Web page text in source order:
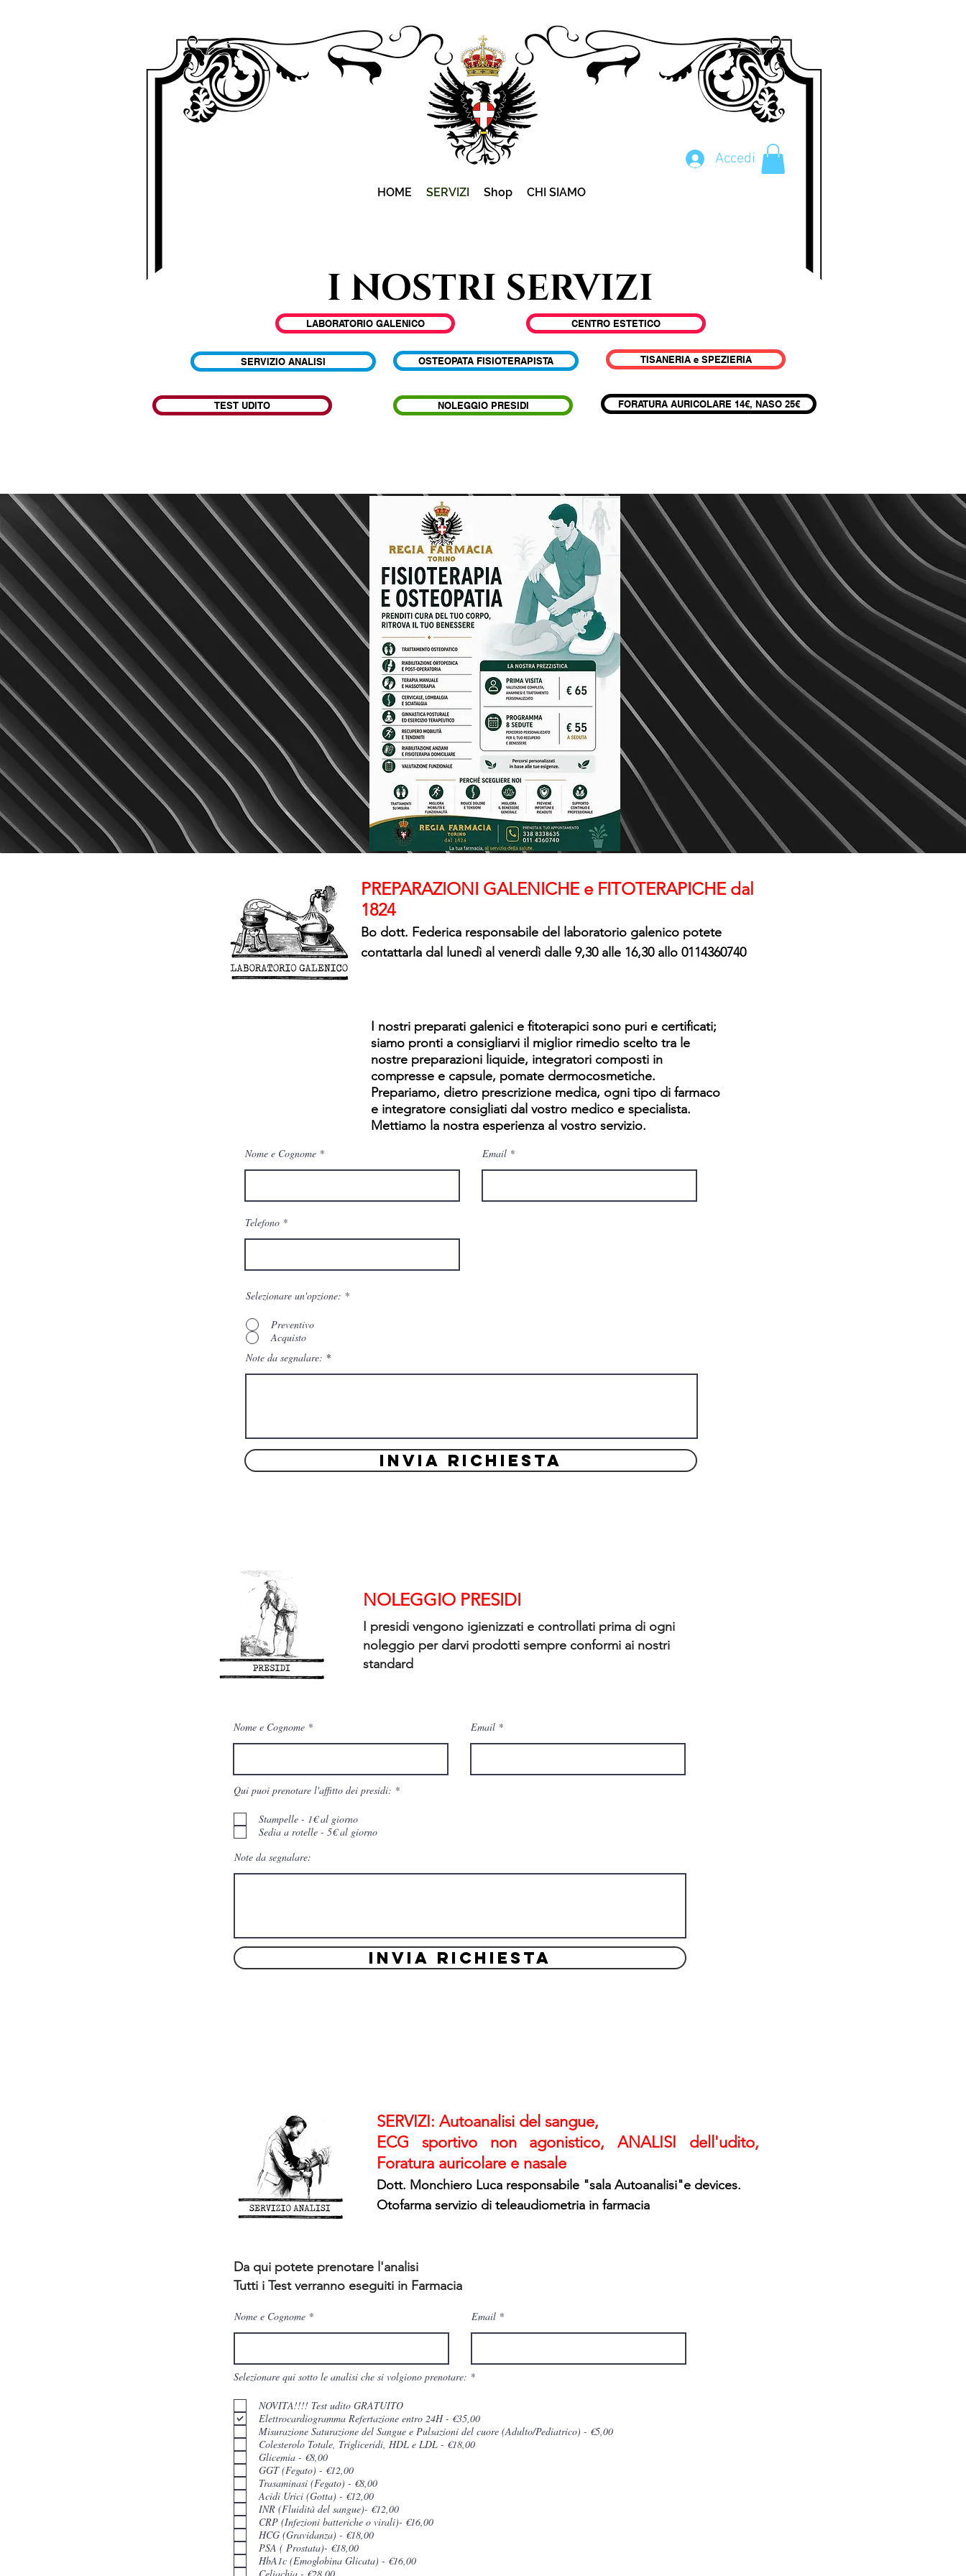
Accedi
HOME SERVIZI Shop CHI SIAMO
I NOSTRI SERVIZI
LABORATORIO GALENICO CENTRO ESTETICO
SERVIZIO ANALISI OSTEOPATA FISIOTERAPISTA TISANERIA e SPEZIERIA
TEST UDITO NOLEGGIO PRESIDI FORATURA AURICOLARE 14€, NASO 25€
PREPARAZIONI GALENICHE e FITOTERAPICHE dal
1824
Bo dott. Federica responsabile del laboratorio galenico potete
contattarla dal lunedì al venerdì dalle 9,30 alle 16,30 allo 0114360740
I nostri preparati galenici e fitoterapici sono puri e certificati;
siamo pronti a consigliarvi il miglior rimedio scelto tra le
nostre preparazioni liquide, integratori composti in
compresse e capsule, pomate dermocosmetiche.
Prepariamo, dietro prescrizione medica, ogni tipo di farmaco
e integratore consigliati dal vostro medico e specialista.
Mettiamo la nostra esperienza al vostro servizio.
Nome e Cognome Email
Telefono
Selezionare un'opzione: *
Preventivo
Acquisto
Note da segnalare:
INVIA RICHIESTA
NOLEGGIO PRESIDI
I presidi vengono igienizzati e controllati prima di ogni
noleggio per darvi prodotti sempre conformi ai nostri
standard
Nome e Cognome Email
Qui puoi prenotare l'affitto dei presidi: *O
o
Stampelle - 1€ al giorno
Sedia a rotelle - 5€ al giorno
Note da segnalare:
INVIA RICHIESTA
SERVIZI: Autoanalisi del sangue,
ECG sportivo non agonistico, ANALISI dell'udito,
Foratura auricolare e nasale
Dott. Monchiero Luca responsabile "sala Autoanalisi"e devices.
Otofarma servizio di teleaudiometria in farmacia
Da qui potete prenotare l'analisi
Tutti i Test verranno eseguiti in Farmacia
Nome e Cognome Email
Selezionare qui sotto le analisi che si volgiono prenotare: *O
i
g
a
t
NOVITA!!!! Test udito GRATUITO
Elettrocardiogramma Refertazione entro 24H - €35,00
Misurazione Saturazione del Sangue e Pulsazioni del cuore (Adulto/Pediatrico) - €5,00
Colesterolo Totale, Trigliceridi, HDL e LDL - €18,00
Glicemia - €8,00
GGT (Fegato) - €12,00
Trasaminasi (Fegato) - €8,00
Acidi Urici (Gotta) - €12,00
INR (Fluidità del sangue)- €12,00
CRP (Infezioni batteriche o virali)- €16,00
HCG (Gravidanza) - €18,00
PSA ( Prostata)- €18,00
HbA1c (Emoglobina Glicata) - €16,00